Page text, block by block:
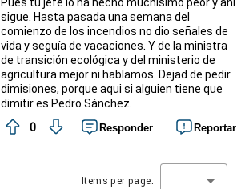
sigue. Hasta pasada una semana del
comienzo de los incendios no dio señales de
vida y seguía de vacaciones. Y de la ministra
de transición ecológica y del ministerio de
agricultura mejor ni hablamos. Dejad de pedir
dimisiones, porque aqui si alguien tiene que
dimitir es Pedro Sánchez.
0
Responder Reportar
Items per page: